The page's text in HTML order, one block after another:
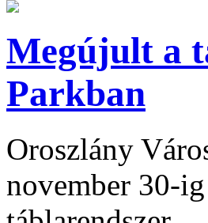
Megújult a
Parkban
Oroszlány
november 30-